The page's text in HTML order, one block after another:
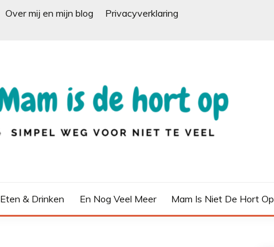
Over mij en mijn blog
Privacyverklaring
Eten & Drinken En Nog Veel Meer Mam Is Niet De Hort Op